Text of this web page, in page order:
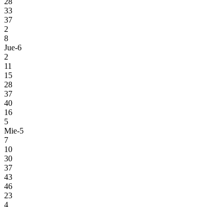
33
37
2
8
Jue-6
2
11
15
28
37
40
16
5
Mie-5
7
10
30
37
43
46
23
4